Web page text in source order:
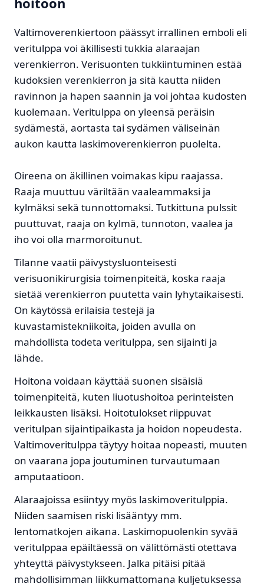
Valtimoverenkiertoon päässyt irrallinen emboli eli
veritulppa voi äkillisesti tukkia alaraajan
verenkierron. Verisuonten tukkiintuminen estää
kudoksien verenkierron ja sitä kautta niiden
ravinnon ja hapen saannin ja voi johtaa kudosten
kuolemaan. Veritulppa on yleensä peräisin
sydämestä, aortasta tai sydämen väliseinän
aukon kautta laskimoverenkierron puolelta.
Oireena on äkillinen voimakas kipu raajassa.
Raaja muuttuu väriltään vaaleammaksi ja
kylmäksi sekä tunnottomaksi. Tutkittuna pulssit
puuttuvat, raaja on kylmä, tunnoton, vaalea ja
iho voi olla marmoroitunut.
Tilanne vaatii päivystysluonteisesti
verisuonikirurgisia toimenpiteitä, koska raaja
sietää verenkierron puutetta vain lyhytaikaisesti.
On käytössä erilaisia testejä ja
kuvastamistekniikoita, joiden avulla on
mahdollista todeta veritulppa, sen sijainti ja
lähde.
Hoitona voidaan käyttää suonen sisäisiä
toimenpiteitä, kuten liuotushoitoa perinteisten
leikkausten lisäksi. Hoitotulokset riippuvat
veritulpan sijaintipaikasta ja hoidon nopeudesta.
Valtimoveritulppa täytyy hoitaa nopeasti, muuten
on vaarana jopa joutuminen turvautumaan
amputaatioon.
Alaraajoissa esiintyy myös laskimoveritulppia.
Niiden saamisen riski lisääntyy mm.
lentomatkojen aikana. Laskimopuolenkin syvää
veritulppaa epäiltäessä on välittömästi otettava
yhteyttä päivystykseen. Jalka pitäisi pitää
mahdollisimman liikkumattomana kuljetuksessa